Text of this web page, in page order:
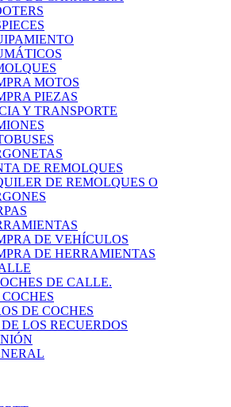
MOTOS
PIEZAS
Y TRANSPORTE
DE REMOLQUES
DE REMOLQUES O
DE VEHÍCULOS
DE HERRAMIENTAS
DE CALLE.
DE COCHES
LOS RECUERDOS